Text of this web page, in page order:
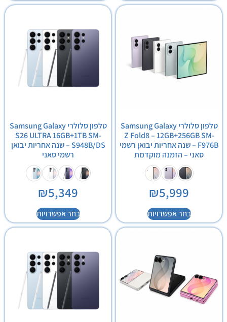
טלפון סלולרי Samsung Galaxy
Z Fold8 – 12GB+256GB SM-
F976B – שנה אחריות יבואן רשמי
סאני – הזמנה מוקדמת
₪5,999
בחר אפשרויות
טלפון סלולרי Samsung Galaxy
S26 ULTRA 16GB+1TB SM-
S948B/DS – שנה אחריות יבואן
רשמי סאני
₪5,349
בחר אפשרויות